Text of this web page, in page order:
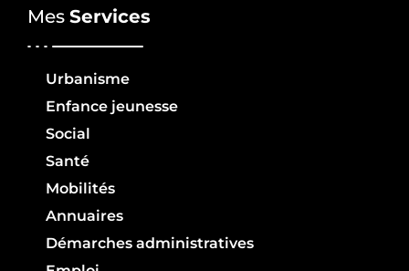
Mes Services
Urbanisme
Enfance jeunesse
Social
Santé
Mobilités
Annuaires
Démarches administratives